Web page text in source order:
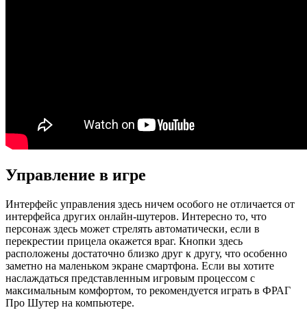
Управление в игре
Интерфейс управления здесь ничем особого не отличается от
интерфейса других онлайн-шутеров. Интересно то, что
персонаж здесь может стрелять автоматически, если в
перекрестии прицела окажется враг. Кнопки здесь
расположены достаточно близко друг к другу, что особенно
заметно на маленьком экране смартфона. Если вы хотите
наслаждаться представленным игровым процессом с
максимальным комфортом, то рекомендуется играть в ФРАГ
Про Шутер на компьютере.